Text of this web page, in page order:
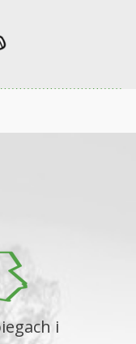
i